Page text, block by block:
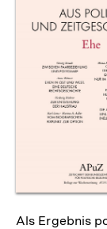
Als Ergebnis